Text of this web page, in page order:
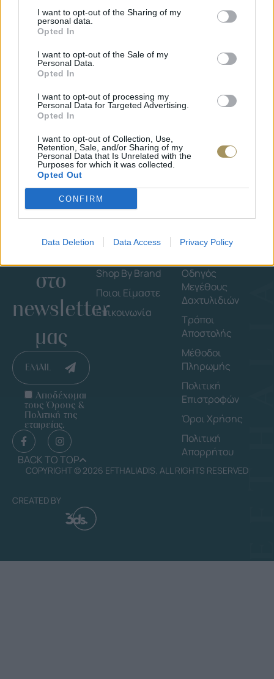
I want to opt-out of the Sharing of my
personal data.
Opted In
I want to opt-out of the Sale of my
Personal Data.
Opted In
I want to opt-out of processing my
Personal Data for Targeted Advertising.
Opted In
I want to opt-out of Collection, Use,
Retention, Sale, and/or Sharing of my
Personal Data that Is Unrelated with the
Purposes for which it was collected.
Opted Out
CONFIRM
Data Deletion Data Access Privacy Policy
ΜΟΝΌΠΕΤΡΟ ΔΑΧΤΥΛΊΔΙ ΜΕ
ΔΙΑΜΆΝΤΙ 0.35CT
€1.737€
Εγγράψου
στο
newsletter
μας
EMAIL
Αποδέχομαι
τους Όρους &
Πολιτική της
εταιρείας.
BACK TO TOP
Εταιρεία
Shop By Brand
Ποιοι Είμαστε
Επικοινωνία
Οδηγός
Μεγέθους
Δαχτυλιδιών
Τρόποι
Αποστολής
Μέθοδοι
Πληρωμής
Πολιτική
Επιστροφών
Όροι Χρήσης
Πολιτική
Απορρήτου
COPYRIGHT © 2026 EFTHALIADIS. ALL RIGHTS RESERVED
CREATED BY